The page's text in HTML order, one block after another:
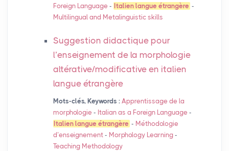
Foreign Language - Italien langue étrangère -
Multilingual and Metalinguistic skills
Suggestion didactique pour
l’enseignement de la morphologie
altérative/modificative en italien
langue étrangère
Mots-clés, Keywords : Apprentissage de la
morphologie - Italian as a Foreign Language -
Italien langue étrangère - Méthodologie
d’enseignement- Morphology Learning-
Teaching Methodology